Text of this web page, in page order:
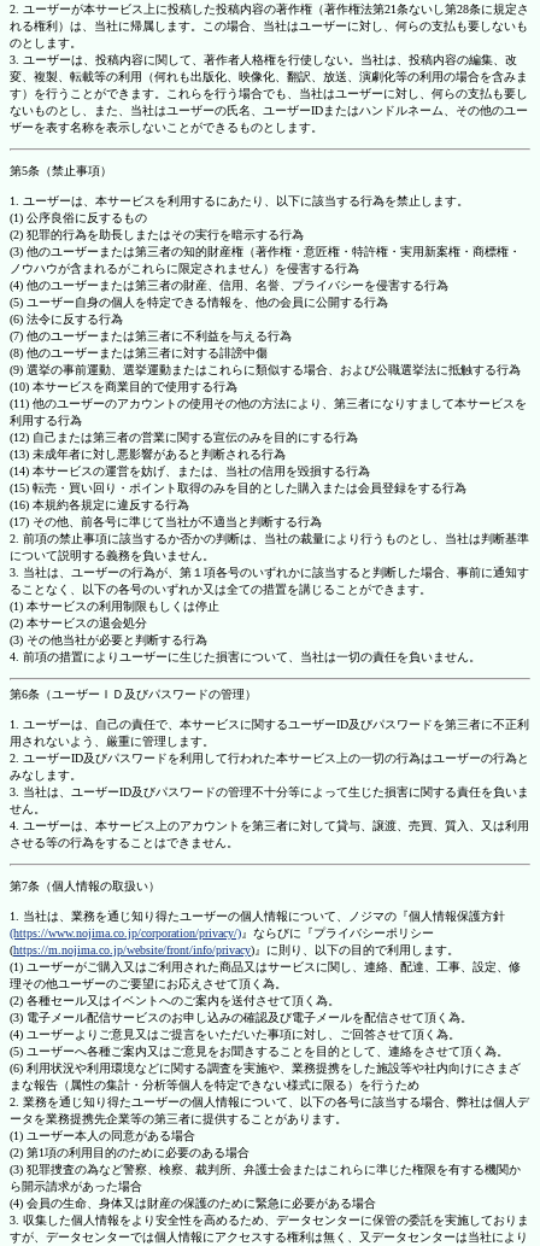
2. ユーザーが本サービス上に投稿した投稿内容の著作権（著作権法第21条ないし第28条に規定さ
れる権利）は、当社に帰属します。この場合、当社はユーザーに対し、何らの支払も要しないも
のとします。
3. ユーザーは、投稿内容に関して、著作者人格権を行使しない。当社は、投稿内容の編集、改
変、複製、転載等の利用（何れも出版化、映像化、翻訳、放送、演劇化等の利用の場合を含みま
す）を行うことができます。これらを行う場合でも、当社はユーザーに対し、何らの支払も要し
ないものとし、また、当社はユーザーの氏名、ユーザーIDまたはハンドルネーム、その他のユー
ザーを表す名称を表示しないことができるものとします。
第5条（禁止事項）
1. ユーザーは、本サービスを利用するにあたり、以下に該当する行為を禁止します。
(1) 公序良俗に反するもの
(2) 犯罪的行為を助長しまたはその実行を暗示する行為
(3) 他のユーザーまたは第三者の知的財産権（著作権・意匠権・特許権・実用新案権・商標権・
ノウハウが含まれるがこれらに限定されません）を侵害する行為
(4) 他のユーザーまたは第三者の財産、信用、名誉、プライバシーを侵害する行為
(5) ユーザー自身の個人を特定できる情報を、他の会員に公開する行為
(6) 法令に反する行為
(7) 他のユーザーまたは第三者に不利益を与える行為
(8) 他のユーザーまたは第三者に対する誹謗中傷
(9) 選挙の事前運動、選挙運動またはこれらに類似する場合、および公職選挙法に抵触する行為
(10) 本サービスを商業目的で使用する行為
(11) 他のユーザーのアカウントの使用その他の方法により、第三者になりすまして本サービスを
利用する行為
(12) 自己または第三者の営業に関する宣伝のみを目的にする行為
(13) 未成年者に対し悪影響があると判断される行為
(14) 本サービスの運営を妨げ、または、当社の信用を毀損する行為
(15) 転売・買い回り・ポイント取得のみを目的とした購入または会員登録をする行為
(16) 本規約各規定に違反する行為
(17) その他、前各号に準じて当社が不適当と判断する行為
2. 前項の禁止事項に該当するか否かの判断は、当社の裁量により行うものとし、当社は判断基準
について説明する義務を負いません。
3. 当社は、ユーザーの行為が、第１項各号のいずれかに該当すると判断した場合、事前に通知す
ることなく、以下の各号のいずれか又は全ての措置を講じることができます。
(1) 本サービスの利用制限もしくは停止
(2) 本サービスの退会処分
(3) その他当社が必要と判断する行為
4. 前項の措置によりユーザーに生じた損害について、当社は一切の責任を負いません。
第6条（ユーザーＩＤ及びパスワードの管理）
1. ユーザーは、自己の責任で、本サービスに関するユーザーID及びパスワードを第三者に不正利
用されないよう、厳重に管理します。
2. ユーザーID及びパスワードを利用して行われた本サービス上の一切の行為はユーザーの行為と
みなします。
3. 当社は、ユーザーID及びパスワードの管理不十分等によって生じた損害に関する責任を負いま
せん。
4. ユーザーは、本サービス上のアカウントを第三者に対して貸与、譲渡、売買、質入、又は利用
させる等の行為をすることはできません。
第7条（個人情報の取扱い）
1. 当社は、業務を通じ知り得たユーザーの個人情報について、ノジマの『個人情報保護方針
(https://www.nojima.co.jp/corporation/privacy/)』ならびに『プライバシーポリシー
(https://m.nojima.co.jp/website/front/info/privacy)』に則り、以下の目的で利用します。
(1) ユーザーがご購入又はご利用された商品又はサービスに関し、連絡、配達、工事、設定、修
理その他ユーザーのご要望にお応えさせて頂く為。
(2) 各種セール又はイベントへのご案内を送付させて頂く為。
(3) 電子メール配信サービスのお申し込みの確認及び電子メールを配信させて頂く為。
(4) ユーザーよりご意見又はご提言をいただいた事項に対し、ご回答させて頂く為。
(5) ユーザーへ各種ご案内又はご意見をお聞きすることを目的として、連絡をさせて頂く為。
(6) 利用状況や利用環境などに関する調査を実施や、業務提携をした施設等や社内向けにさまざ
まな報告（属性の集計・分析等個人を特定できない様式に限る）を行うため
2. 業務を通じ知り得たユーザーの個人情報について、以下の各号に該当する場合、弊社は個人デ
ータを業務提携先企業等の第三者に提供することがあります。
(1) ユーザー本人の同意がある場合
(2) 第1項の利用目的のために必要のある場合
(3) 犯罪捜査の為など警察、検察、裁判所、弁護士会またはこれらに準じた権限を有する機関か
ら開示請求があった場合
(4) 会員の生命、身体又は財産の保護のために緊急に必要がある場合
3. 収集した個人情報をより安全性を高めるため、データセンターに保管の委託を実施しておりま
すが、データセンターでは個人情報にアクセスする権利は無く、又データセンターは当社により